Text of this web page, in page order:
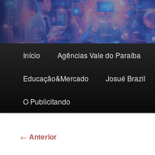
principal
Início Agências Vale do Paraíba
Educação&Mercado Josué Brazil
O Publicitando
Navegação
← Anterior